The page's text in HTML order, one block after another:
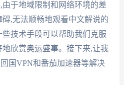
于地域限制和网络环境的差
,无法顺畅地观看中文解说的
技术手段可以帮助我们克服
欣赏奥运盛事。接下来,让我
国VPN和番茄加速器等解决